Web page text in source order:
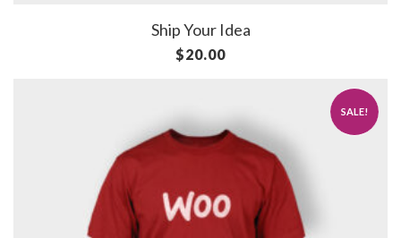
Ship Your Idea
$20.00
SALE!